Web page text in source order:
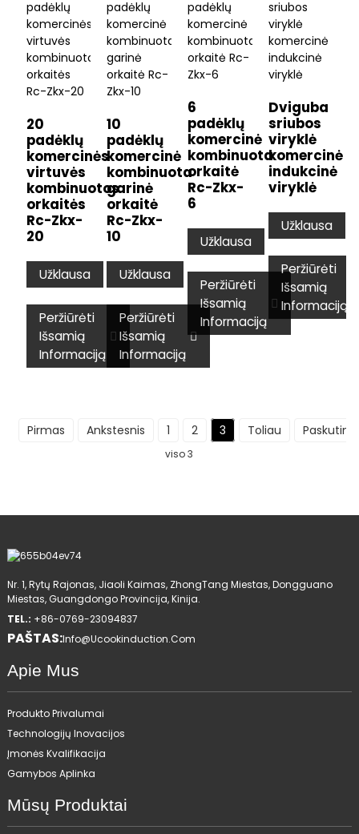
20
padėklų
komercinės
virtuvės
kombinuotos
orkaitės
Rc-Zkx-
20
Užklausa
Peržiūrėti
Išsamią
Informaciją
10
padėklų
komercinė
kombinuota
garinė
orkaitė
Rc-Zkx-
10
Užklausa
Peržiūrėti
Išsamią
Informaciją
6
padėklų
komercinė
kombinuota
orkaitė
Rc-Zkx-
6
Užklausa
Peržiūrėti
Išsamią
Informaciją
Dviguba
sriubos
viryklė
komercinė
indukcinė
viryklė
Užklausa
Peržiūrėti
Išsamią
Informaciją
Pirmas Ankstesnis 1 2 3 Toliau Paskutinis
viso 3
Nr. 1, Rytų Rajonas, Jiaoli Kaimas, ZhongTang Miestas, Dongguano
Miestas, Guangdongo Provincija, Kinija.
TEL.: +86-0769-23094837
PAŠTAS:Info@ucookinduction.com
Apie Mus
Produkto Privalumai
Technologijų Inovacijos
Įmonės Kvalifikacija
Gamybos Aplinka
Mūsų Produktai